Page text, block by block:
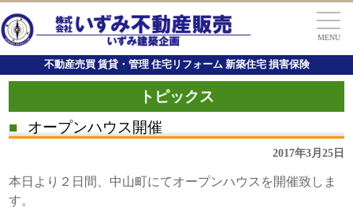
MENU
不動産売買 賃貸・管理 住宅リフォーム 新築住宅 損害保険
トピックス
■
オープンハウス開催
2017年3月25日
本日より２日間、中山町にてオープンハウスを開催致しま
す。